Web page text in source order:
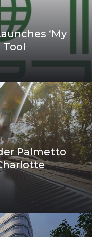
‘My
Tool
Palmetto